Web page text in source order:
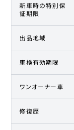
新車時の特別保
証期限
出品地域
車検有効期限
ワンオーナー車
修復歴